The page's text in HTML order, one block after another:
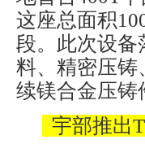
这座总面积
段。此次设备
料、精密压铸
续镁合金压铸
宇部推出